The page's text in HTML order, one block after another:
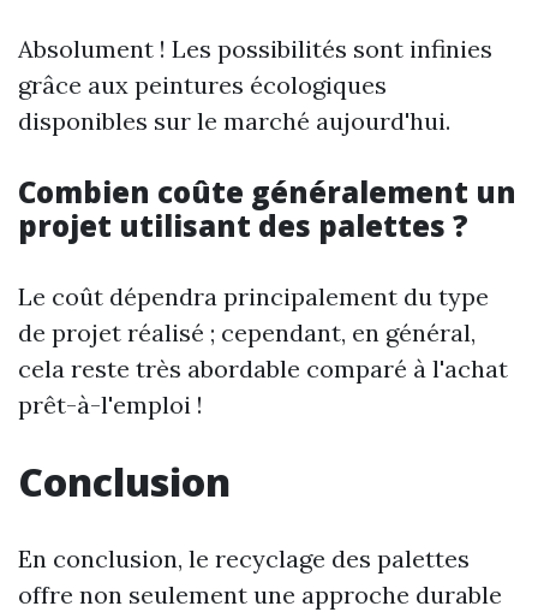
Absolument ! Les possibilités sont infinies
grâce aux peintures écologiques
disponibles sur le marché aujourd'hui.
Combien coûte généralement un
projet utilisant des palettes ?
Le coût dépendra principalement du type
de projet réalisé ; cependant, en général,
cela reste très abordable comparé à l'achat
prêt-à-l'emploi !
Conclusion
En conclusion, le recyclage des palettes
offre non seulement une approche durable